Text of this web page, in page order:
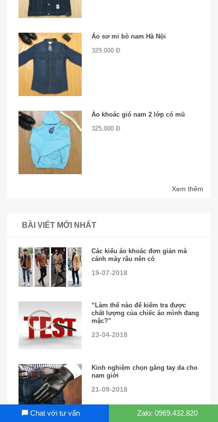
Áo sơ mi bò nam Hà Nội
329.000 Đ
Áo khoác gió nam 2 lớp có mũ
325.000 Đ
Xem thêm
BÀI VIẾT MỚI NHẤT
Các kiểu áo khoác đơn giản mà
cánh mày râu nên có
19-07-2018
“Làm thể nào để kiểm tra được
chất lượng của chiếc áo mình đang
mặc?”
23-04-2018
Kinh nghiệm chọn găng tay da cho
nam giới
21-09-2018
Chat với tư vấn Zalo: 0969.432.820